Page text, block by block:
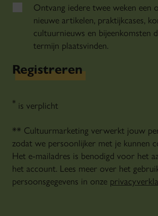
Ontvang iedere twee weken een
nieuwe artikelen, praktijkcases,
cultuurnieuws en bijeenkomsten
termijn plaatsvinden.
Registreren
* is verplicht
** Cultuurmarketing verwerkt jouw
zodat we persoonlijker met je kunnen
Het e-mailadres is benodigd voor het
het account. Lees meer over het
persoonsgegevens in onze